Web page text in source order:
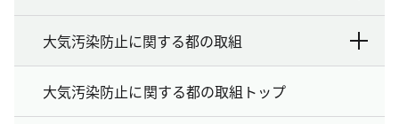
大気汚染防止に関する都の取組
大気汚染防止に関する都の取組トップ